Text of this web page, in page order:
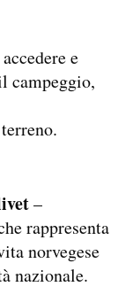
e
campeggio,
–
rappresenta
norvegese
nazionale.